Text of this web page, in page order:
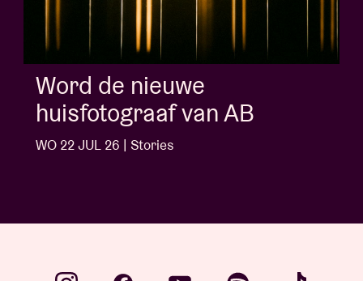
Word de nieuwe
huisfotograaf van AB
WO 22 JUL 26 | Stories